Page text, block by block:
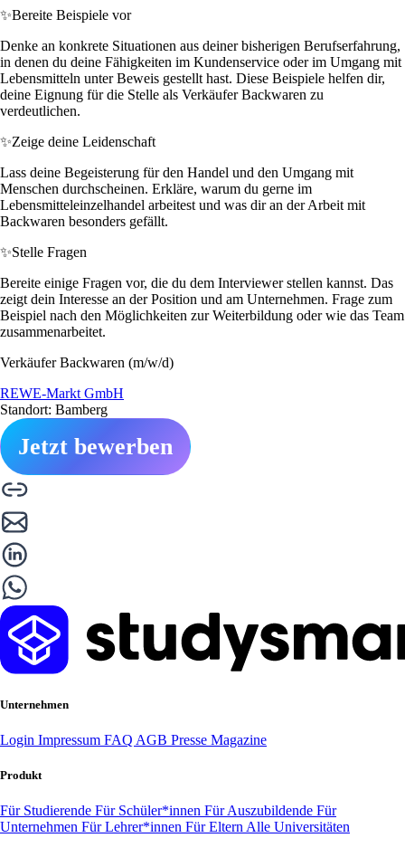
✨Bereite Beispiele vor
Denke an konkrete Situationen aus deiner bisherigen Berufserfahrung,
in denen du deine Fähigkeiten im Kundenservice oder im Umgang mit
Lebensmitteln unter Beweis gestellt hast. Diese Beispiele helfen dir,
deine Eignung für die Stelle als Verkäufer Backwaren zu
verdeutlichen.
✨Zeige deine Leidenschaft
Lass deine Begeisterung für den Handel und den Umgang mit
Menschen durchscheinen. Erkläre, warum du gerne im
Lebensmitteleinzelhandel arbeitest und was dir an der Arbeit mit
Backwaren besonders gefällt.
✨Stelle Fragen
Bereite einige Fragen vor, die du dem Interviewer stellen kannst. Das
zeigt dein Interesse an der Position und am Unternehmen. Frage zum
Beispiel nach den Möglichkeiten zur Weiterbildung oder wie das Team
zusammenarbeitet.
Verkäufer Backwaren (m/w/d)
REWE-Markt GmbH
Standort: Bamberg
Jetzt bewerben
Unternehmen
Login Impressum FAQ AGB Presse Magazine
Produkt
Für Studierende Für Schüler*innen Für Auszubildende Für
Unternehmen Für Lehrer*innen Für Eltern Alle Universitäten